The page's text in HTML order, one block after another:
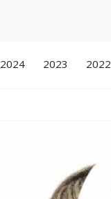
2024 2023 2022